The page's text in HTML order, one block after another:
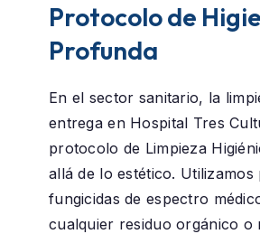
Protocolo de
Profunda
En el sector sanitario, la
entrega en Hospital Tres
protocolo de Limpieza
allá de lo estético.
fungicidas de espectro
cualquier residuo orgánico o